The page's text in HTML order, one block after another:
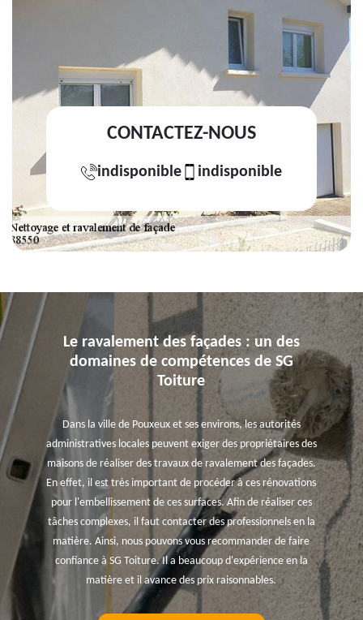
CONTACTEZ-NOUS
indisponible indisponible
Le ravalement des façades : un des
domaines de compétences de SG
Toiture
Dans la ville de Pouxeux et ses environs, les autorités
administratives locales peuvent exiger des propriétaires des
maisons de réaliser des travaux de ravalement des façades.
En effet, il est très important de procéder à ces rénovations
pour l'embellissement de ces surfaces. Afin de réaliser ces
tâches complexes, il faut contacter des professionnels en la
matière. Ainsi, nous pouvons vous recommander de faire
confiance à SG Toiture. Il a beaucoup d'expérience en la
matière et il avance des prix raisonnables.